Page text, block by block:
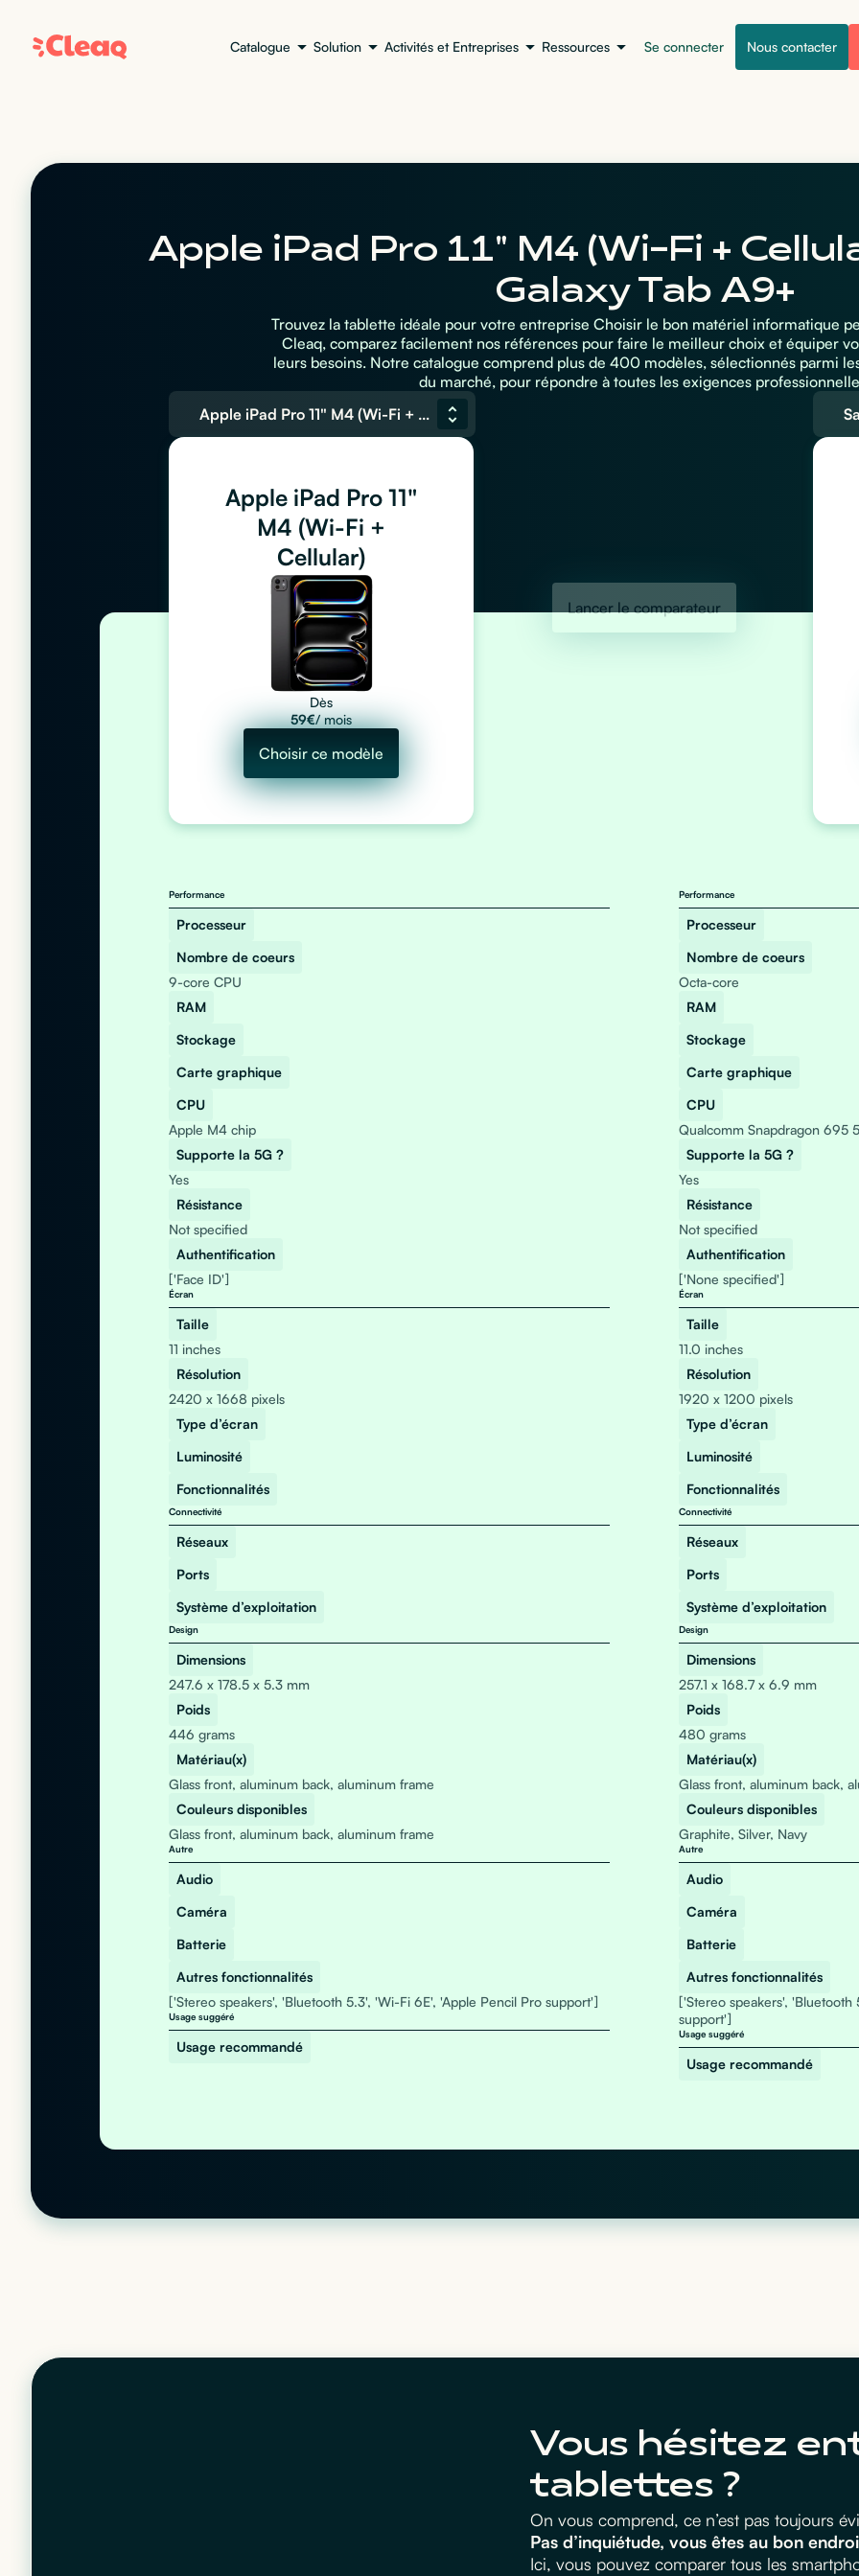
Catalogue Solution Activités et Entreprises Ressources Se connecter Nous contacter
Apple iPad Pro 11" M4 (Wi-Fi +
Galaxy Tab A9+
Trouvez la tablette idéale pour votre entreprise Choisir le bon matériel informatique
Cleaq, comparez facilement nos références pour faire le meilleur choix et équiper
leurs besoins. Notre catalogue comprend plus de 400 modèles, sélectionnés parmi
du marché, pour répondre à toutes les exigences
Apple iPad Pro 11" M4 (Wi-Fi + Cellular)
Apple iPad Pro 11"
M4 (Wi-Fi +
Cellular)
Dès
59€/ mois
Choisir ce modèle
Lancer le comparateur
Performance
Processeur
Nombre de coeurs
9-core CPU
RAM
Stockage
Carte graphique
CPU
Apple M4 chip
Supporte la 5G ?
Yes
Résistance
Not specified
Authentification
['Face ID']
Écran
Taille
11 inches
Résolution
2420 x 1668 pixels
Type d’écran
Luminosité
Fonctionnalités
Connectivité
Réseaux
Ports
Système d’exploitation
Design
Dimensions
247.6 x 178.5 x 5.3 mm
Poids
446 grams
Matériau(x)
Glass front, aluminum back, aluminum frame
Couleurs disponibles
Glass front, aluminum back, aluminum frame
Autre
Audio
Caméra
Batterie
Autres fonctionnalités
['Stereo speakers', 'Bluetooth 5.3', 'Wi-Fi 6E', 'Apple Pencil Pro support']
Usage suggéré
Usage recommandé
Performance
Processeur
Nombre de coeurs
Octa-core
RAM
Stockage
Carte graphique
CPU
Qualcomm Snapdragon 695
Supporte la 5G ?
Yes
Résistance
Not specified
Authentification
['None specified']
Écran
Taille
11.0 inches
Résolution
1920 x 1200 pixels
Type d’écran
Luminosité
Fonctionnalités
Connectivité
Réseaux
Ports
Système d’exploitation
Design
Dimensions
257.1 x 168.7 x 6.9 mm
Poids
480 grams
Matériau(x)
Glass front, aluminum back,
Couleurs disponibles
Graphite, Silver, Navy
Autre
Audio
Caméra
Batterie
Autres fonctionnalités
['Stereo speakers', 'Bluetooth
support']
Usage suggéré
Usage recommandé
Vous hésitez
tablettes ?
On vous comprend, ce n’est pas toujours
Pas d’inquiétude, vous êtes au bon
Ici, vous pouvez comparer tous les